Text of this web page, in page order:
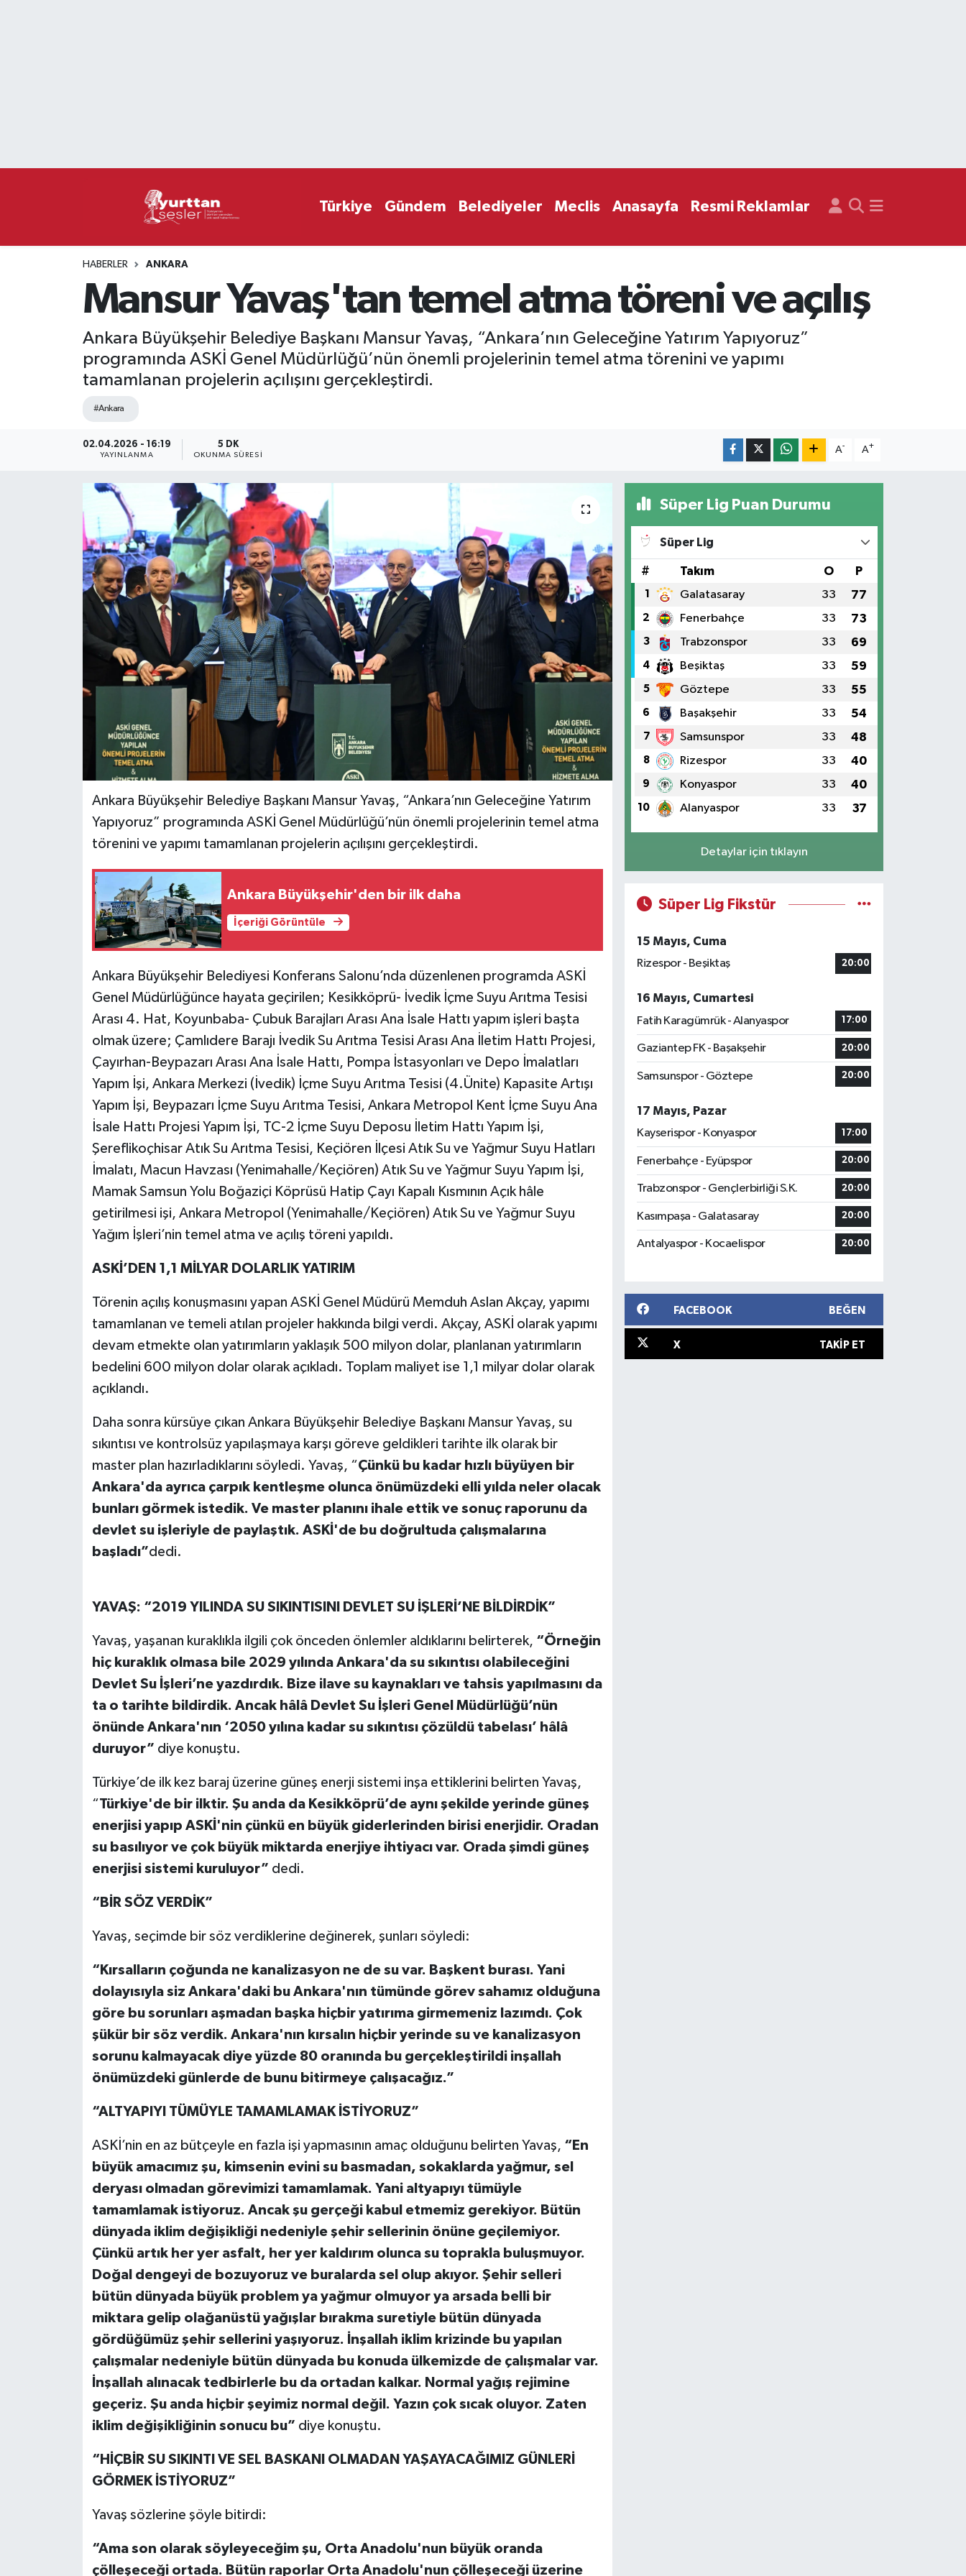
Türkiye Gündem Belediyeler Meclis Anasayfa Resmi Reklamlar
HABERLER ANKARA
Mansur Yavaş'tan temel atma töreni ve açılış
Ankara Büyükşehir Belediye Başkanı Mansur Yavaş, “Ankara’nın Geleceğine Yatırım Yapıyoruz”
programında ASKİ Genel Müdürlüğü’nün önemli projelerinin temel atma törenini ve yapımı
tamamlanan projelerin açılışını gerçekleştirdi.
#Ankara
02.04.2026 - 16:19
YAYINLANMA
5 DK
OKUNMA SÜRESI
A- A+
Ankara Büyükşehir Belediye Başkanı Mansur Yavaş, “Ankara’nın Geleceğine Yatırım
Yapıyoruz” programında ASKİ Genel Müdürlüğü’nün önemli projelerinin temel atma
törenini ve yapımı tamamlanan projelerin açılışını gerçekleştirdi.
Ankara Büyükşehir'den bir ilk daha
İçeriği Görüntüle
Ankara Büyükşehir Belediyesi Konferans Salonu’nda düzenlenen programda ASKİ
Genel Müdürlüğünce hayata geçirilen; Kesikköprü- İvedik İçme Suyu Arıtma Tesisi
Arası 4. Hat, Koyunbaba- Çubuk Barajları Arası Ana İsale Hattı yapım işleri başta
olmak üzere; Çamlıdere Barajı İvedik Su Arıtma Tesisi Arası Ana İletim Hattı Projesi,
Çayırhan-Beypazarı Arası Ana İsale Hattı, Pompa İstasyonları ve Depo İmalatları
Yapım İşi, Ankara Merkezi (İvedik) İçme Suyu Arıtma Tesisi (4.Ünite) Kapasite Artışı
Yapım İşi, Beypazarı İçme Suyu Arıtma Tesisi, Ankara Metropol Kent İçme Suyu Ana
İsale Hattı Projesi Yapım İşi, TC-2 İçme Suyu Deposu İletim Hattı Yapım İşi,
Şereflikoçhisar Atık Su Arıtma Tesisi, Keçiören İlçesi Atık Su ve Yağmur Suyu Hatları
İmalatı, Macun Havzası (Yenimahalle/Keçiören) Atık Su ve Yağmur Suyu Yapım İşi,
Mamak Samsun Yolu Boğaziçi Köprüsü Hatip Çayı Kapalı Kısmının Açık hâle
getirilmesi işi, Ankara Metropol (Yenimahalle/Keçiören) Atık Su ve Yağmur Suyu
Yağım İşleri’nin temel atma ve açılış töreni yapıldı.
ASKİ’DEN 1,1 MİLYAR DOLARLIK YATIRIM
Törenin açılış konuşmasını yapan ASKİ Genel Müdürü Memduh Aslan Akçay, yapımı
tamamlanan ve temeli atılan projeler hakkında bilgi verdi. Akçay, ASKİ olarak yapımı
devam etmekte olan yatırımların yaklaşık 500 milyon dolar, planlanan yatırımların
bedelini 600 milyon dolar olarak açıkladı. Toplam maliyet ise 1,1 milyar dolar olarak
açıklandı.
Daha sonra kürsüye çıkan Ankara Büyükşehir Belediye Başkanı Mansur Yavaş, su
sıkıntısı ve kontrolsüz yapılaşmaya karşı göreve geldikleri tarihte ilk olarak bir
master plan hazırladıklarını söyledi. Yavaş, “Çünkü bu kadar hızlı büyüyen bir
Ankara'da ayrıca çarpık kentleşme olunca önümüzdeki elli yılda neler olacak
bunları görmek istedik. Ve master planını ihale ettik ve sonuç raporunu da
devlet su işleriyle de paylaştık. ASKİ'de bu doğrultuda çalışmalarına
başladı”dedi.
YAVAŞ: “2019 YILINDA SU SIKINTISINI DEVLET SU İŞLERİ’NE BİLDİRDİK”
Yavaş, yaşanan kuraklıkla ilgili çok önceden önlemler aldıklarını belirterek, “Örneğin
hiç kuraklık olmasa bile 2029 yılında Ankara'da su sıkıntısı olabileceğini
Devlet Su İşleri’ne yazdırdık. Bize ilave su kaynakları ve tahsis yapılmasını da
ta o tarihte bildirdik. Ancak hâlâ Devlet Su İşleri Genel Müdürlüğü’nün
önünde Ankara'nın ‘2050 yılına kadar su sıkıntısı çözüldü tabelası’ hâlâ
duruyor” diye konuştu.
Türkiye’de ilk kez baraj üzerine güneş enerji sistemi inşa ettiklerini belirten Yavaş,
“Türkiye'de bir ilktir. Şu anda da Kesikköprü’de aynı şekilde yerinde güneş
enerjisi yapıp ASKİ'nin çünkü en büyük giderlerinden birisi enerjidir. Oradan
su basılıyor ve çok büyük miktarda enerjiye ihtiyacı var. Orada şimdi güneş
enerjisi sistemi kuruluyor” dedi.
“BİR SÖZ VERDİK”
Yavaş, seçimde bir söz verdiklerine değinerek, şunları söyledi:
“Kırsalların çoğunda ne kanalizasyon ne de su var. Başkent burası. Yani
dolayısıyla siz Ankara'daki bu Ankara'nın tümünde görev sahamız olduğuna
göre bu sorunları aşmadan başka hiçbir yatırıma girmemeniz lazımdı. Çok
şükür bir söz verdik. Ankara'nın kırsalın hiçbir yerinde su ve kanalizasyon
sorunu kalmayacak diye yüzde 80 oranında bu gerçekleştirildi inşallah
önümüzdeki günlerde de bunu bitirmeye çalışacağız.”
“ALTYAPIYI TÜMÜYLE TAMAMLAMAK İSTİYORUZ”
ASKİ’nin en az bütçeyle en fazla işi yapmasının amaç olduğunu belirten Yavaş, “En
büyük amacımız şu, kimsenin evini su basmadan, sokaklarda yağmur, sel
deryası olmadan görevimizi tamamlamak. Yani altyapıyı tümüyle
tamamlamak istiyoruz. Ancak şu gerçeği kabul etmemiz gerekiyor. Bütün
dünyada iklim değişikliği nedeniyle şehir sellerinin önüne geçilemiyor.
Çünkü artık her yer asfalt, her yer kaldırım olunca su toprakla buluşmuyor.
Doğal dengeyi de bozuyoruz ve buralarda sel olup akıyor. Şehir selleri
bütün dünyada büyük problem ya yağmur olmuyor ya arsada belli bir
miktara gelip olağanüstü yağışlar bırakma suretiyle bütün dünyada
gördüğümüz şehir sellerini yaşıyoruz. İnşallah iklim krizinde bu yapılan
çalışmalar nedeniyle bütün dünyada bu konuda ülkemizde de çalışmalar var.
İnşallah alınacak tedbirlerle bu da ortadan kalkar. Normal yağış rejimine
geçeriz. Şu anda hiçbir şeyimiz normal değil. Yazın çok sıcak oluyor. Zaten
iklim değişikliğinin sonucu bu” diye konuştu.
“HİÇBİR SU SIKINTI VE SEL BASKANI OLMADAN YAŞAYACAĞIMIZ GÜNLERİ
GÖRMEK İSTİYORUZ”
Yavaş sözlerine şöyle bitirdi:
“Ama son olarak söyleyeceğim şu, Orta Anadolu'nun büyük oranda
çölleşeceği ortada. Bütün raporlar Orta Anadolu'nun çölleşeceği üzerine
Süper Lig Puan Durumu
Süper Lig
# Takım O P
1 Galatasaray 33 77
2 Fenerbahçe 33 73
3 Trabzonspor 33 69
4 Beşiktaş 33 59
5 Göztepe 33 55
6 Başakşehir 33 54
7 Samsunspor 33 48
8 Rizespor 33 40
9 Konyaspor 33 40
10 Alanyaspor 33 37
Detaylar için tıklayın
Süper Lig Fikstür
15 Mayıs, Cuma
Rizespor - Beşiktaş
20:00
16 Mayıs, Cumartesi
Fatih Karagümrük - Alanyaspor
17:00
Gaziantep FK - Başakşehir 20:00
Samsunspor - Göztepe 20:00
17 Mayıs, Pazar
Kayserispor - Konyaspor
17:00
Fenerbahçe - Eyüpspor 20:00
Trabzonspor - Gençlerbirliği S.K. 20:00
Kasımpaşa - Galatasaray 20:00
Antalyaspor - Kocaelispor 20:00
FACEBOOK BEĞEN
X TAKIP ET
Süper Lig Puan Durumu ve Fikstür
Haber Arşivi